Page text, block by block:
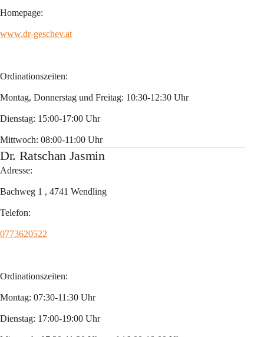
Homepage:
www.dr-geschev.at
Ordinationszeiten:
Montag, Donnerstag und Freitag: 10:30-12:30 Uhr
Dienstag: 15:00-17:00 Uhr
Mittwoch: 08:00-11:00 Uhr
Dr. Ratschan Jasmin
Adresse:
Bachweg 1 , 4741 Wendling
Telefon:
0773620522
Ordinationszeiten:
Montag: 07:30-11:30 Uhr
Dienstag: 17:00-19:00 Uhr